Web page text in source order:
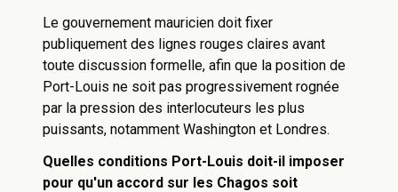
Le gouvernement mauricien doit fixer
publiquement des lignes rouges claires avant
toute discussion formelle, afin que la position de
Port-Louis ne soit pas progressivement rognée
par la pression des interlocuteurs les plus
puissants, notamment Washington et Londres.
Quelles conditions Port-Louis doit-il imposer
pour qu'un accord sur les Chagos soit